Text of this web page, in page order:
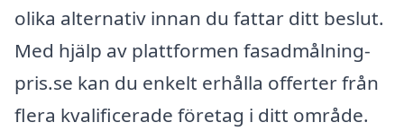
olika alternativ innan du fattar ditt beslut.
Med hjälp av plattformen fasadmålning-
pris.se kan du enkelt erhålla offerter från
flera kvalificerade företag i ditt område.